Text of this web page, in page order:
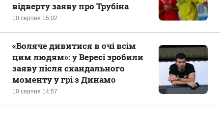
10 серпня 15:02
відверту заяву про Трубіна
10 серпня 14:57
«Боляче дивитися в очі всім
цим людям»: у Вересі зробили
заяву після скандального
моменту у грі з Динамо